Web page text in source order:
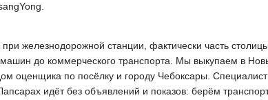
железнодорожной станции, фактически часть
до коммерческого транспорта. Мы выкупаем в
по посёлку и городу Чебоксары. Специалист
идёт без объявлений и показов: берём